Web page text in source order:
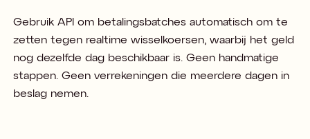
Gebruik API om betalingsbatches automatisch om te
zetten tegen realtime wisselkoersen, waarbij het geld
nog dezelfde dag beschikbaar is. Geen handmatige
stappen. Geen verrekeningen die meerdere dagen in
beslag nemen.